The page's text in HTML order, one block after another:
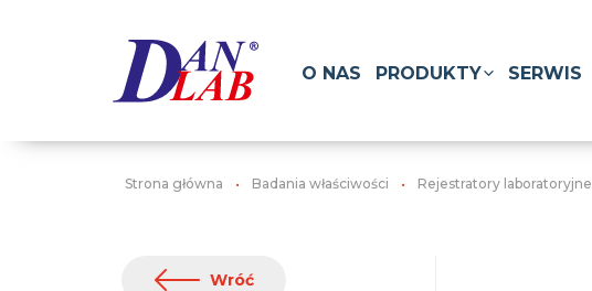
O NAS PRODUKTY SERWIS
Strona główna Badania właściwości Rejestratory laboratoryjne
Wróć